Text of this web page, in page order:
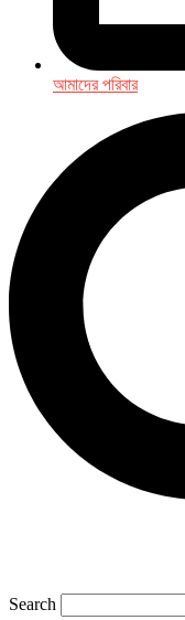
আমাদের পরিবার
Search